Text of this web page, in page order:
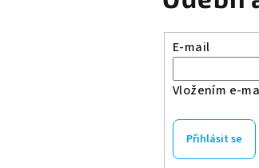
E-mail
Vložením e-
Přihlásit se